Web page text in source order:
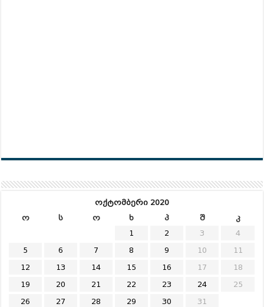
ოქტომბერი 2020
ო
ს ო ხ პ შ
კ
1
2 3
4
5
6 7 8 9 10
11
12
13 14 15 16 17
18
19
20 21 22 23 24
25
26
27 28 29 30 31